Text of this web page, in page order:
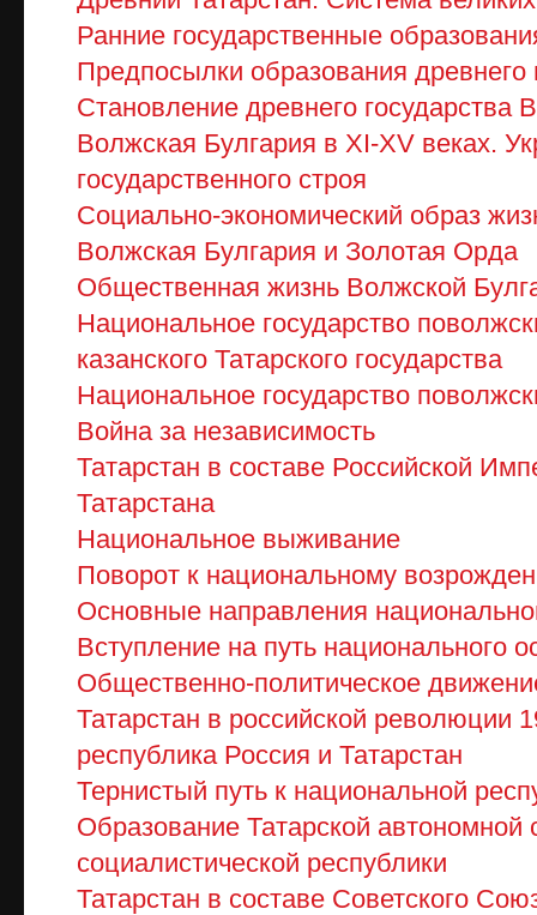
Ранние государственные
Предпосылки образования древнего
Становление древнего государства
Волжская Булгария в XI-XV веках.
государственного строя
Социально-экономический образ
Волжская Булгария и Золотая Орда
Общественная жизнь Волжской
Национальное государство
казанского Татарского государства
Национальное государство
Война за независимость
Татарстан в составе Российской
Татарстана
Национальное выживание
Поворот к национальному
Основные направления
Вступление на путь национального
Общественно-политическое
Татарстан в российской революции
республика Россия и Татарстан
Тернистый путь к национальной
Образование Татарской автономной
социалистической республики
Татарстан в составе Советского